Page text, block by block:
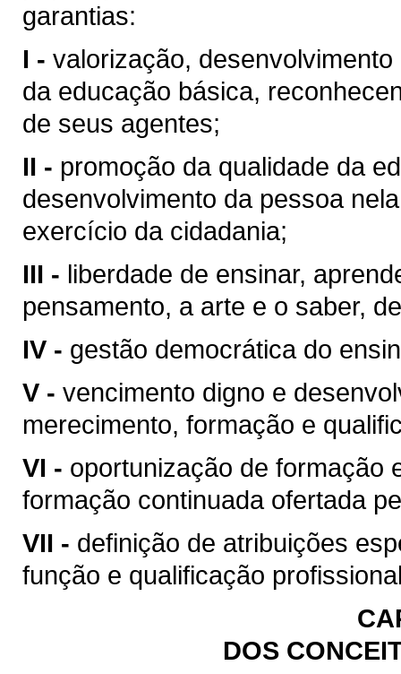
garantias:
I - valorização,
da educação básica,
de seus agentes;
II - promoção da qualidade da
desenvolvimento da pessoa
exercício da cidadania;
III - liberdade de ensinar,
pensamento, a arte e o saber,
IV - gestão democrática do
V - vencimento digno e
merecimento, formação e
VI - oportunização de formação
formação continuada ofertada
VII - definição de atribuições
função e qualificação
DOS